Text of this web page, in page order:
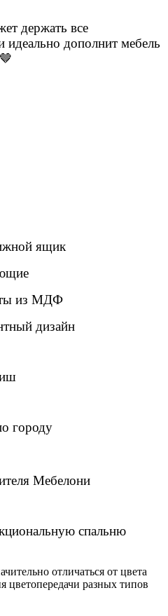
держать все
идеально дополнит мебель
ящик
из МДФ
дизайн
городу
Мебелони
спальню
отличаться от цвета
цветопередачи разных типов